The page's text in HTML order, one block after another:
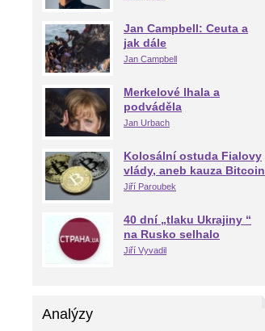
Jan Campbell: Ceuta a
jak dále
Jan Campbell
Merkelové lhala a
podváděla
Jan Urbach
Kolosální ostuda Fialovy
vlády, aneb kauza Bitcoin
Jiří Paroubek
40 dní „tlaku Ukrajiny “
na Rusko selhalo
Jiří Vyvadil
Analýzy